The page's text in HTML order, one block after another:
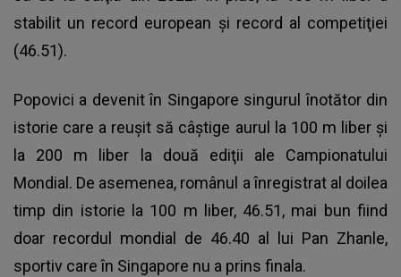
stabilit un record european şi record al competiţiei
(46.51).
Popovici a devenit în Singapore singurul înotător din
istorie care a reuşit să câştige aurul la 100 m liber şi
la 200 m liber la două ediţii ale Campionatului
Mondial. De asemenea, românul a înregistrat al doilea
timp din istorie la 100 m liber, 46.51, mai bun fiind
doar recordul mondial de 46.40 al lui Pan Zhanle,
sportiv care în Singapore nu a prins finala.